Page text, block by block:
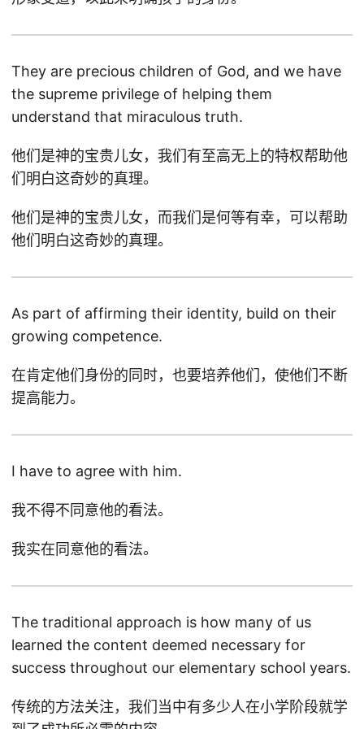
They are precious children of God, and we have
the supreme privilege of helping them
understand that miraculous truth.
他们是神的宝贵儿女，我们有至高无上的特权帮助他
们明白这奇妙的真理。
他们是神的宝贵儿女，而我们是何等有幸，可以帮助
他们明白这奇妙的真理。
As part of affirming their identity, build on their
growing competence.
在肯定他们身份的同时，也要培养他们，使他们不断
提高能力。
I have to agree with him.
我不得不同意他的看法。
我实在同意他的看法。
The traditional approach is how many of us
learned the content deemed necessary for
success throughout our elementary school years.
传统的方法关注，我们当中有多少人在小学阶段就学